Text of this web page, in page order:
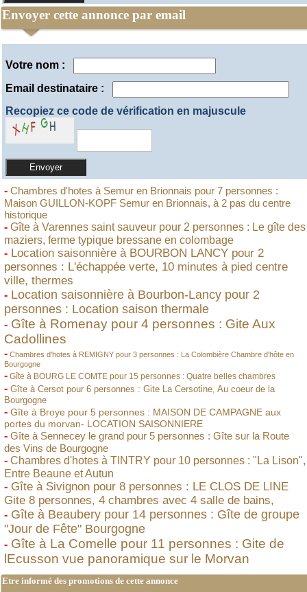
Envoyer cette annonce par email
Votre nom :
Email destinataire :
Recopiez ce code de vérification en majuscule
- Chambres d'hotes à Semur en Brionnais pour 7 personnes :
Maison GUILLON-KOPF Semur en Brionnais, à 2 pas du centre
historique
- Gîte à Varennes saint sauveur pour 2 personnes : Le gîte des
maziers, ferme typique bressane en colombage
- Location saisonnière à BOURBON LANCY pour 2
personnes : L'échappée verte, 10 minutes à pied centre
ville, thermes
- Location saisonnière à Bourbon-Lancy pour 2
personnes : Location saison thermale
- Gîte à Romenay pour 4 personnes : Gite Aux
Cadollines
- Chambres d'hotes à REMIGNY pour 3 personnes : La Colombière Chambre d'hôte en
Bourgogne
- Gîte à BOURG LE COMTE pour 15 personnes : Quatre belles chambres
- Gîte à Cersot pour 6 personnes : Gite La Cersotine, Au coeur de la
Bourgogne
- Gîte à Broye pour 5 personnes : MAISON DE CAMPAGNE aux
portes du morvan- LOCATION SAISONNIERE
- Gîte à Sennecey le grand pour 5 personnes : Gîte sur la Route
des Vins de Bourgogne
- Chambres d'hotes à TINTRY pour 10 personnes : "La Lison",
Entre Beaune et Autun
- Gîte à Sivignon pour 8 personnes : LE CLOS DE LINE
Gite 8 personnes, 4 chambres avec 4 salle de bains,
- Gîte à Beaubery pour 14 personnes : Gîte de groupe
"Jour de Fête" Bourgogne
- Gîte à La Comelle pour 11 personnes : Gite de
lEcusson vue panoramique sur le Morvan
Etre informé des promotions de cette annonce